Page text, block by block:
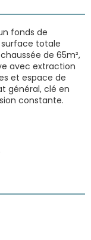
fonds de
totale
de 65m²,
avec extraction
et espace de
général, clé en
constante.